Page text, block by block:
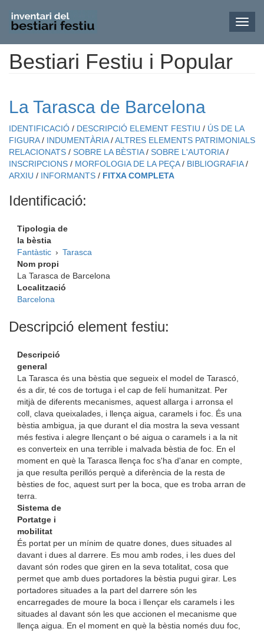
VésBestiari Festiu i Popular
La Tarasca de Barcelona
IDENTIFICACIÓ / DESCRIPCIÓ ELEMENT FESTIU / ÚS DE LA
FIGURA / INDUMENTÀRIA /ALTRES ELEMENTS PATRIMONIALS
RELACIONATS / SOBRE LA BÈSTIA / SOBRE L'AUTORIA /
INSCRIPCIONS / MORFOLOGIA DE LA PEÇA / BIBLIOGRAFIA /
ARXIU / INFORMANTS / FITXA COMPLETA
Identificació:
Tipologia de
la bèstia
Fantàstic › Tarasca
Nom propi
La Tarasca de Barcelona
Localització
Barcelona
Descripció element festiu:
Descripció
general
La Tarasca és una bèstia que segueix el model de Tarascó,
és a dir, té cos de tortuga i el cap de felí humanitzat. Per
mitjà de diferents mecanismes, aquest allarga i arronsa el
coll, clava queixalades, i llença aigua, caramels i foc. És una
bèstia ambigua, ja que durant el dia mostra la seva vessant
més festiva i alegre llençant o bé aigua o caramels i a la nit
es converteix en una terrible i malvada bèstia de foc. En el
moment en què la Tarasca llença foc s'ha d'anar en compte,
ja que resulta perillós perquè a diferència de la resta de
bèsties de foc, aquest surt per la boca, que es troba arran de
terra.
Sistema de
Portatge i
mobilitat
És portat per un mínim de quatre dones, dues situades al
davant i dues al darrere. Es mou amb rodes, i les dues del
davant són rodes que giren en la seva totalitat, cosa que
permet que amb dues portadores la bèstia pugui girar. Les
portadores situades a la part del darrere són les
encarregades de moure la boca i llençar els caramels i les
situades al davant són les que accionen el mecanisme que
llença aigua. En el moment en què la bèstia només duu foc,